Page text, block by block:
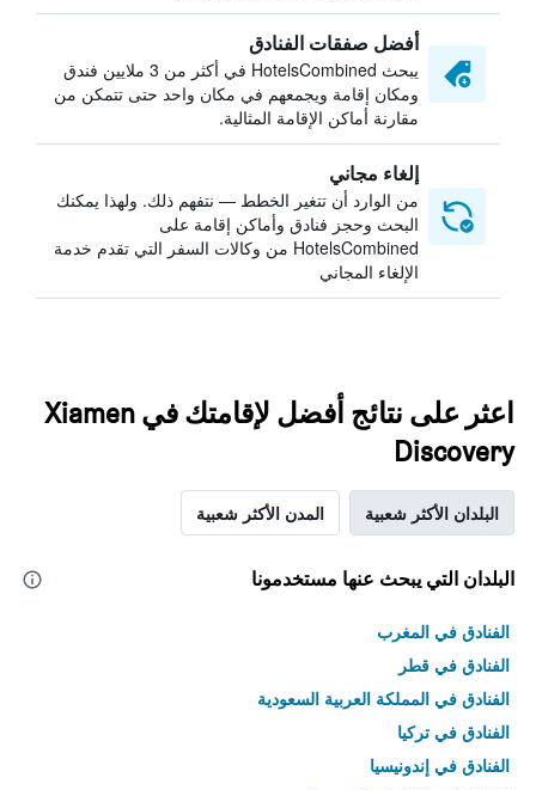
أفضل صفقات الفنادق
يبحث HotelsCombined في أكثر من 3 ملايين فندق
ومكان إقامة ويجمعهم في مكان واحد حتى تتمكن من
مقارنة أماكن الإقامة المثالية.
إلغاء مجاني
من الوارد أن تتغير الخطط — نتفهم ذلك. ولهذا يمكنك
البحث وحجز فنادق وأماكن إقامة على
HotelsCombined من وكالات السفر التي تقدم خدمة
الإلغاء المجاني
اعثر على نتائج أفضل لإقامتك في Xiamen
Discovery
البلدان الأكثر شعبية المدن الأكثر شعبية
البلدان التي يبحث عنها مستخدمونا
الفنادق في المغرب
الفنادق في قطر
الفنادق في المملكة العربية السعودية
الفنادق في تركيا
الفنادق في إندونيسيا